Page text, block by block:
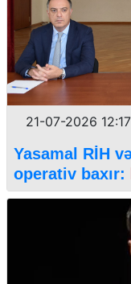
21-07-2026 12:17
Yasamal RİH
operativ baxır: